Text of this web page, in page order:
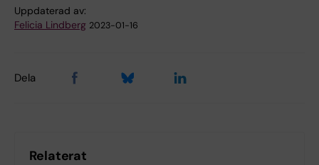
Uppdaterad av:
Felicia Lindberg 2023-01-16
Dela
Relaterat